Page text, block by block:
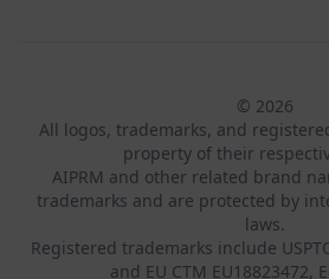
© 2026
All logos, trademarks, and
property of their
AIPRM and other related brand
trademarks and are protected by
laws.
Registered trademarks include
and EU CTM EU18823472,